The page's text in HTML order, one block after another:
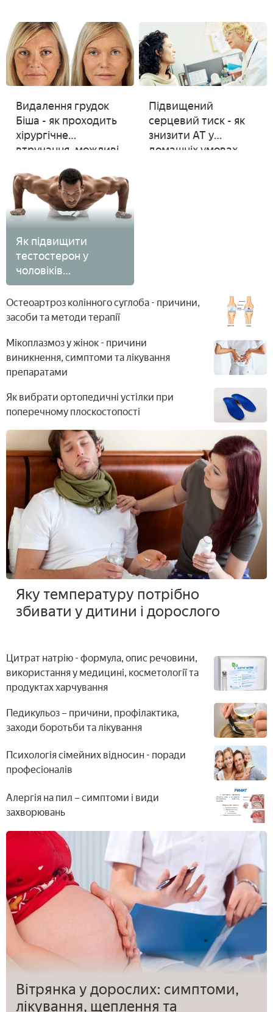
Видалення грудок
Біша - як проходить
хірургічне
втручання, можливі
ускладнення та
вартість
Підвищений
серцевий тиск - як
знизити АТ у
домашніх умовах
Як підвищити
тестостерон у
чоловіків
природними
способами - дієтою,
народними
Остеоартроз колінного суглоба - причини,
засоби та методи терапії
Мікоплазмоз у жінок - причини
виникнення, симптоми та лікування
препаратами
Як вибрати ортопедичні устілки при
поперечному плоскостопості
Яку температуру потрібно
збивати у дитини і дорослого
Цитрат натрію - формула, опис речовини,
використання у медицині, косметології та
продуктах харчування
Педикульоз – причини, профілактика,
заходи боротьби та лікування
Психологія сімейних відносин - поради
професіоналів
Алергія на пил – симптоми і види
захворювань
Вітрянка у дорослих: симптоми,
лікування, щеплення та